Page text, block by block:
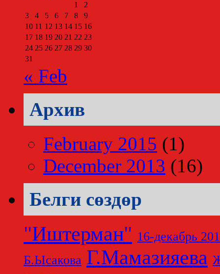
1
2
3
4 5 6 7 8
9
10 11 12 13 14 15 16
17 18 19 20 21 22 23
24 25 26 27 28 29 30
31
« Feb
Архив
February 2015 (1)
December 2013 (16)
Белги сөздөр
"Иштерман" 16-декабрь
Б.Ысакова Г.Мамазияева